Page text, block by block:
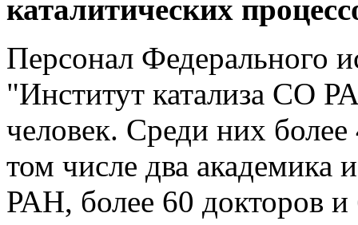
каталитических
Персонал Федерального
"Институт катализа СО
человек. Среди них
том числе два академика
РАН, более 60 докторов и